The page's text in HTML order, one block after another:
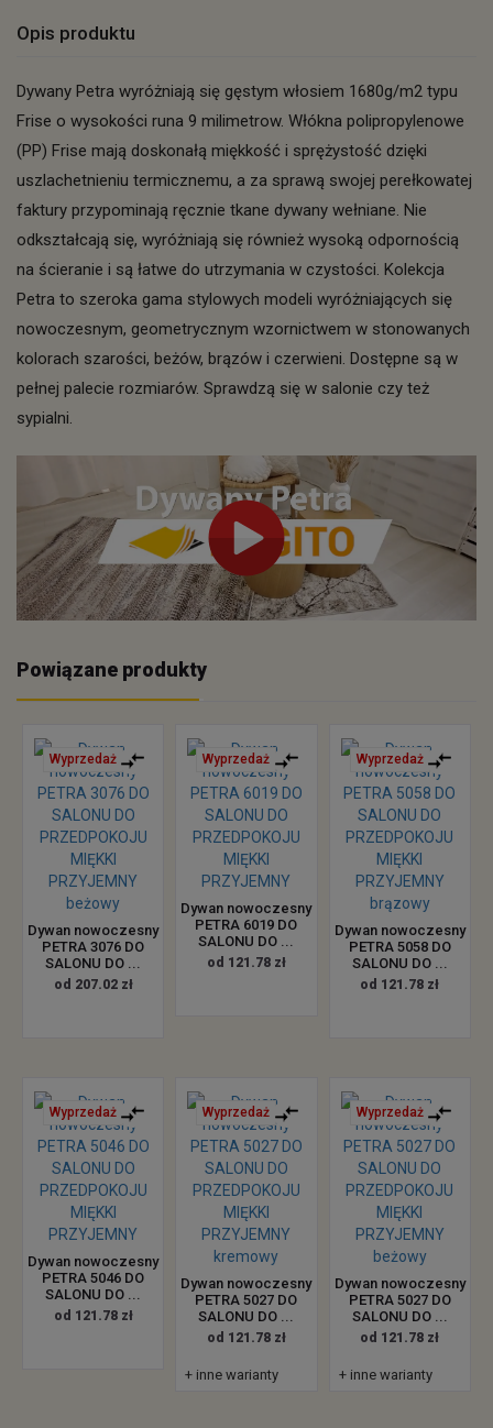
Opis produktu
Dywany Petra wyróżniają się gęstym włosiem 1680g/m2 typu
Frise o wysokości runa 9 milimetrow. Włókna polipropylenowe
(PP) Frise mają doskonałą miękkość i sprężystość dzięki
uszlachetnieniu termicznemu, a za sprawą swojej perełkowatej
faktury przypominają ręcznie tkane dywany wełniane. Nie
odkształcają się, wyróżniają się również wysoką odpornością
na ścieranie i są łatwe do utrzymania w czystości. Kolekcja
Petra to szeroka gama stylowych modeli wyróżniających się
nowoczesnym, geometrycznym wzornictwem w stonowanych
kolorach szarości, beżów, brązów i czerwieni. Dostępne są w
pełnej palecie rozmiarów. Sprawdzą się w salonie czy też
sypialni.
Powiązane produkty
Wyprzedaż
Dywan nowoczesny
PETRA 3076 DO
SALONU DO ...
od 207.02 zł
Wyprzedaż
Dywan nowoczesny
PETRA 6019 DO
SALONU DO ...
od 121.78 zł
Wyprzedaż
Dywan nowoczesny
PETRA 5058 DO
SALONU DO ...
od 121.78 zł
Wyprzedaż
Dywan nowoczesny
PETRA 5046 DO
SALONU DO ...
od 121.78 zł
Wyprzedaż
Dywan nowoczesny
PETRA 5027 DO
SALONU DO ...
od 121.78 zł
+ inne warianty
Wyprzedaż
Dywan nowoczesny
PETRA 5027 DO
SALONU DO ...
od 121.78 zł
+ inne warianty